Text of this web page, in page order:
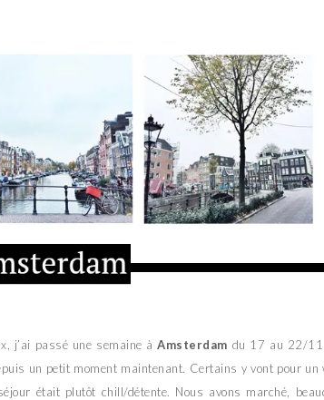
j’ai passé une semaine àAmsterdam du 17 au 22/
un petit moment maintenant. Certains y vont pour un
était plutôt chill/détente. Nous avons marché,